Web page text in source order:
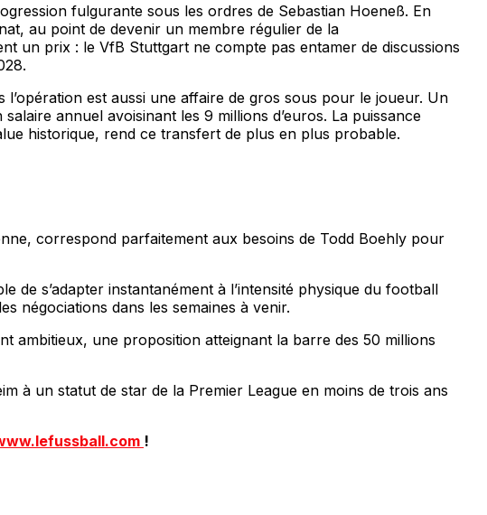
fulgurante sous les ordres de Sebastian Hoeneß. En
au point de devenir un membre régulier de la
un prix : le VfB Stuttgart ne compte pas entamer de discussions
l’opération est aussi une affaire de gros sous pour le joueur. Un
annuel avoisinant les 9 millions d’euros. La puissance
historique, rend ce transfert de plus en plus probable.
correspond parfaitement aux besoins de Todd Boehly pour
de s’adapter instantanément à l’intensité physique du football
négociations dans les semaines à venir.
ambitieux, une proposition atteignant la barre des 50 millions
à un statut de star de la Premier League en moins de trois ans
!